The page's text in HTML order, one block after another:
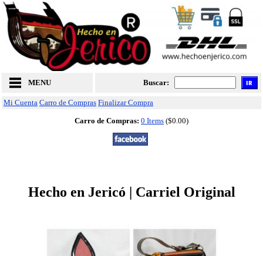
MENU Buscar:
Mi Cuenta Carro de Compras Finalizar Compra
Carro de Compras: 0 Items ($0.00)
Hecho en Jericó | Carriel Original